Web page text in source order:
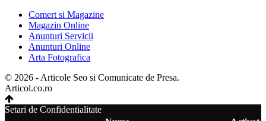
Comert si Magazine
Magazin Online
Anunturi Servicii
Anunturi Online
Arta Fotografica
© 2026 - Articole Seo si Comunicate de Presa.
Articol.co.ro
Setari de Confidentialitate